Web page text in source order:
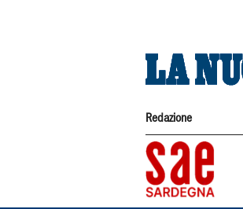
Redazione